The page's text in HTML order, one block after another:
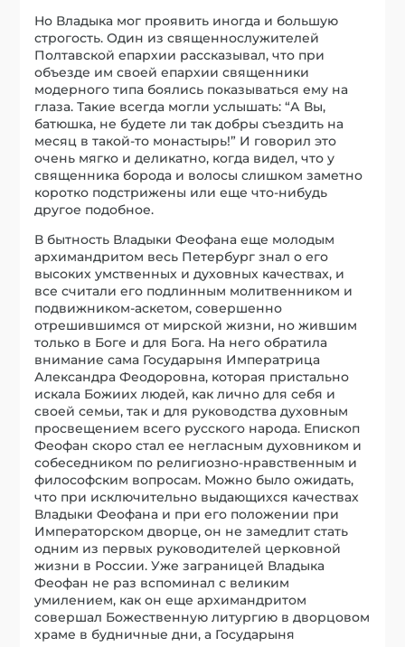
Но Владыка мог проявить иногда и большую
строгость. Один из священнослужителей
Полтавской епархии рассказывал, что при
объезде им своей епархии священники
модерного типа боялись показываться ему на
глаза. Такие всегда могли услышать: “А Вы,
батюшка, не будете ли так добры съездить на
месяц в такой-то монастырь!” И говорил это
очень мягко и деликатно, когда видел, что у
священника борода и волосы слишком заметно
коротко подстрижены или еще что-нибудь
другое подобное.
В бытность Владыки Феофана еще молодым
архимандритом весь Петербург знал о его
высоких умственных и духовных качествах, и
все считали его подлинным молитвенником и
подвижником-аскетом, совершенно
отрешившимся от мирской жизни, но жившим
только в Боге и для Бога. На него обратила
внимание сама Государыня Императрица
Александра Феодоровна, которая пристально
искала Божиих людей, как лично для себя и
своей семьи, так и для руководства духовным
просвещением всего русского народа. Епископ
Феофан скоро стал ее негласным духовником и
собеседником по религиозно-нравственным и
философским вопросам. Можно было ожидать,
что при исключительно выдающихся качествах
Владыки Феофана и при его положении при
Императорском дворце, он не замедлит стать
одним из первых руководителей церковной
жизни в России. Уже заграницей Владыка
Феофан не раз вспоминал с великим
умилением, как он еще архимандритом
совершал Божественную литургию в дворцовом
храме в будничные дни, а Государыня